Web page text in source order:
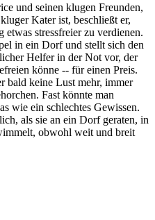
und seinen klugen Freunden,
Kater ist, beschließt er,
stressfreier zu verdienen.
in ein Dorf und stellt sich den
Helfer in der Not vor, der
könne -- für einen Preis.
bald keine Lust mehr, immer
Fast könnte man
wie ein schlechtes Gewissen.
als sie an ein Dorf geraten, in
obwohl weit und breit